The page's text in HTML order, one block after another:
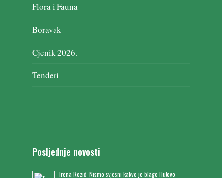
Flora i Fauna
Boravak
Cjenik 2026.
Tenderi
Posljednje novosti
Irena Rozić: Nismo svjesni kakvo je blago Hutovo